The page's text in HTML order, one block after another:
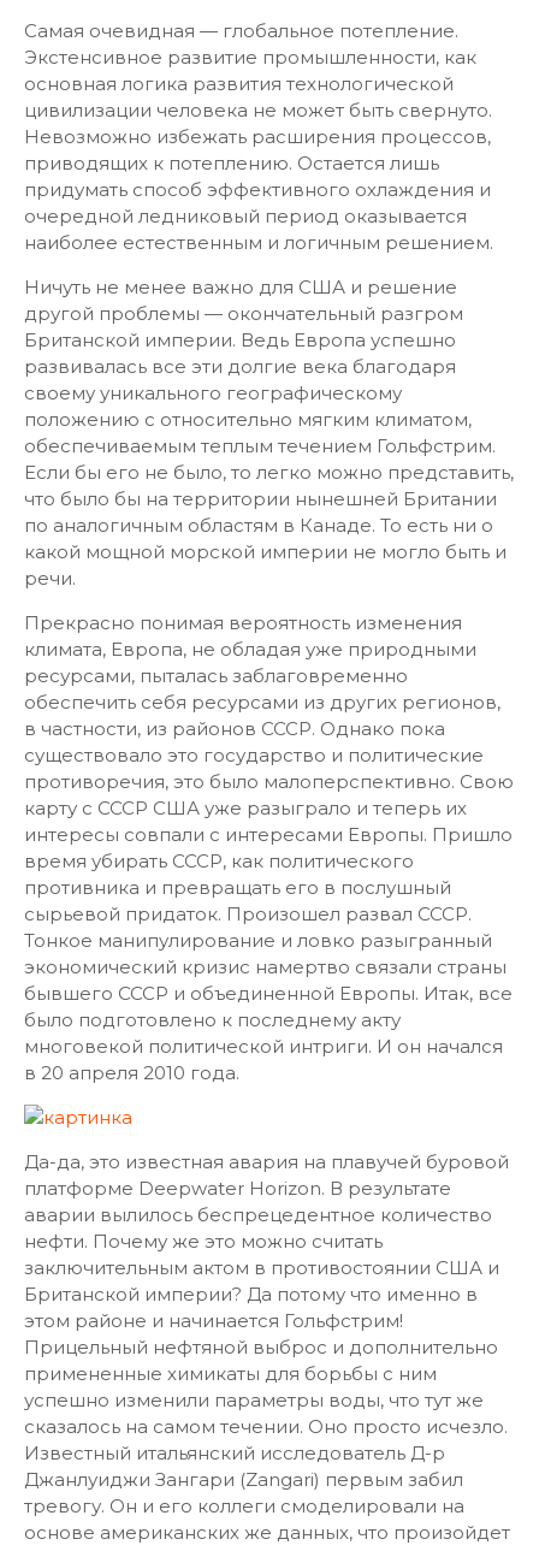
Самая очевидная — глобальное потепление.
Экстенсивное развитие промышленности, как
основная логика развития технологической
цивилизации человека не может быть свернуто.
Невозможно избежать расширения процессов,
приводящих к потеплению. Остается лишь
придумать способ эффективного охлаждения и
очередной ледниковый период оказывается
наиболее естественным и логичным решением.
Ничуть не менее важно для США и решение
другой проблемы — окончательный разгром
Британской империи. Ведь Европа успешно
развивалась все эти долгие века благодаря
своему уникального географическому
положению с относительно мягким климатом,
обеспечиваемым теплым течением Гольфстрим.
Если бы его не было, то легко можно представить,
что было бы на территории нынешней Британии
по аналогичным областям в Канаде. То есть ни о
какой мощной морской империи не могло быть и
речи.
Прекрасно понимая вероятность изменения
климата, Европа, не обладая уже природными
ресурсами, пыталась заблаговременно
обеспечить себя ресурсами из других регионов,
в частности, из районов СССР. Однако пока
существовало это государство и политические
противоречия, это было малоперспективно. Свою
карту с СССР США уже разыграло и теперь их
интересы совпали с интересами Европы. Пришло
время убирать СССР, как политического
противника и превращать его в послушный
сырьевой придаток. Произошел развал СССР.
Тонкое манипулирование и ловко разыгранный
экономический кризис намертво связали страны
бывшего СССР и объединенной Европы. Итак, все
было подготовлено к последнему акту
многовекой политической интриги. И он начался
в 20 апреля 2010 года.
Да-да, это известная авария на плавучей буровой
платформе Deepwater Horizon. В результате
аварии вылилось беспрецедентное количество
нефти. Почему же это можно считать
заключительным актом в противостоянии США и
Британской империи? Да потому что именно в
этом районе и начинается Гольфстрим!
Прицельный нефтяной выброс и дополнительно
примененные химикаты для борьбы с ним
успешно изменили параметры воды, что тут же
сказалось на самом течении. Оно просто исчезло.
Известный итальянский исследователь Д-р
Джанлуиджи Зангари (Zangari) первым забил
тревогу. Он и его коллеги смоделировали на
основе американских же данных, что произойдет